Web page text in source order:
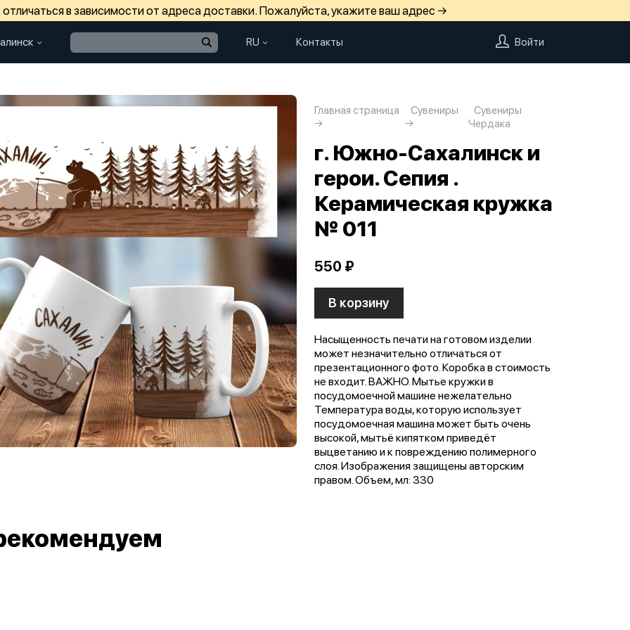
в зависимости от адреса доставки. Пожалуйста, укажите ваш адрес →
RU Контакты Войти
Главная страница Сувениры
Сувениры
Чердака
г. Южно-Сахалинск и
герои. Сепия .
Керамическая кружка
№ 011
550 ₽
В корзину
Насыщенность печати на готовом изделии
может незначительно отличаться от
презентационного фото. Коробка в стоимость
не входит. ВАЖНО. Мытье кружки в
посудомоечной машине нежелательно
Температура воды, которую использует
посудомоечная машина может быть очень
высокой, мытьё кипятком приведёт
выцветанию и к повреждению полимерного
слоя. Изображения защищены авторским
правом. Объем, мл: 330